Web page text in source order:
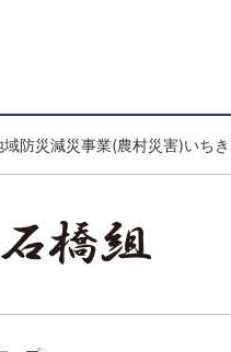
域防災減災事業(農村災害)いち